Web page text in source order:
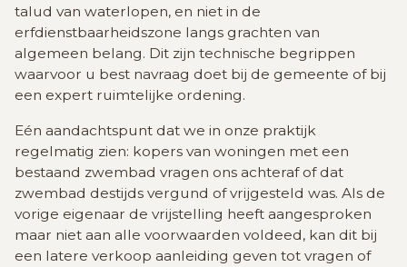
talud van waterlopen, en niet in de
erfdienstbaarheidszone langs grachten van
algemeen belang. Dit zijn technische begrippen
waarvoor u best navraag doet bij de gemeente of bij
een expert ruimtelijke ordening.
Eén aandachtspunt dat we in onze praktijk
regelmatig zien: kopers van woningen met een
bestaand zwembad vragen ons achteraf of dat
zwembad destijds vergund of vrijgesteld was. Als de
vorige eigenaar de vrijstelling heeft aangesproken
maar niet aan alle voorwaarden voldeed, kan dit bij
een latere verkoop aanleiding geven tot vragen of